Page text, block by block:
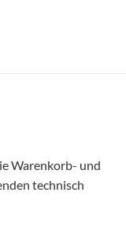
Warenkorb- und
technisch